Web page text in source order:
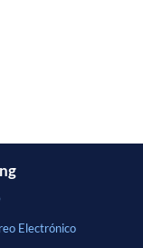
Electrónico